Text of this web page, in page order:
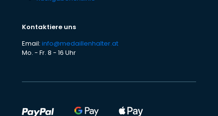
Kontaktiere uns
Email: info@medaillenhalter.at
Mo. - Fr. 8 - 16 Uhr